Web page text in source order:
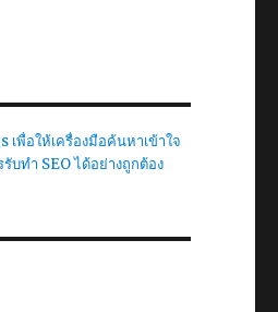
เพื่อให้เครื่องมือค้นหาเข้าใจ
บทำ SEO ได้อย่างถูกต้อง